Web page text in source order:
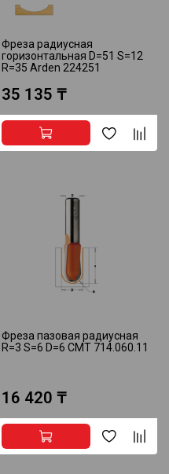
Фреза радиусная
горизонтальная D=51 S=12
R=35 Arden 224251
35 135 ₸
Фреза пазовая радиусная
R=3 S=6 D=6 CMT 714.060.11
16 420 ₸